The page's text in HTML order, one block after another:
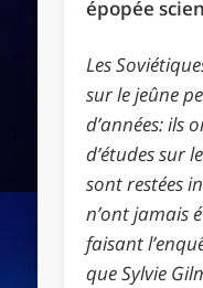
épopée
Les
sur le jeûne
d’années: ils
d’études sur
sont restées
n’ont jamais
faisant
que Sylvie